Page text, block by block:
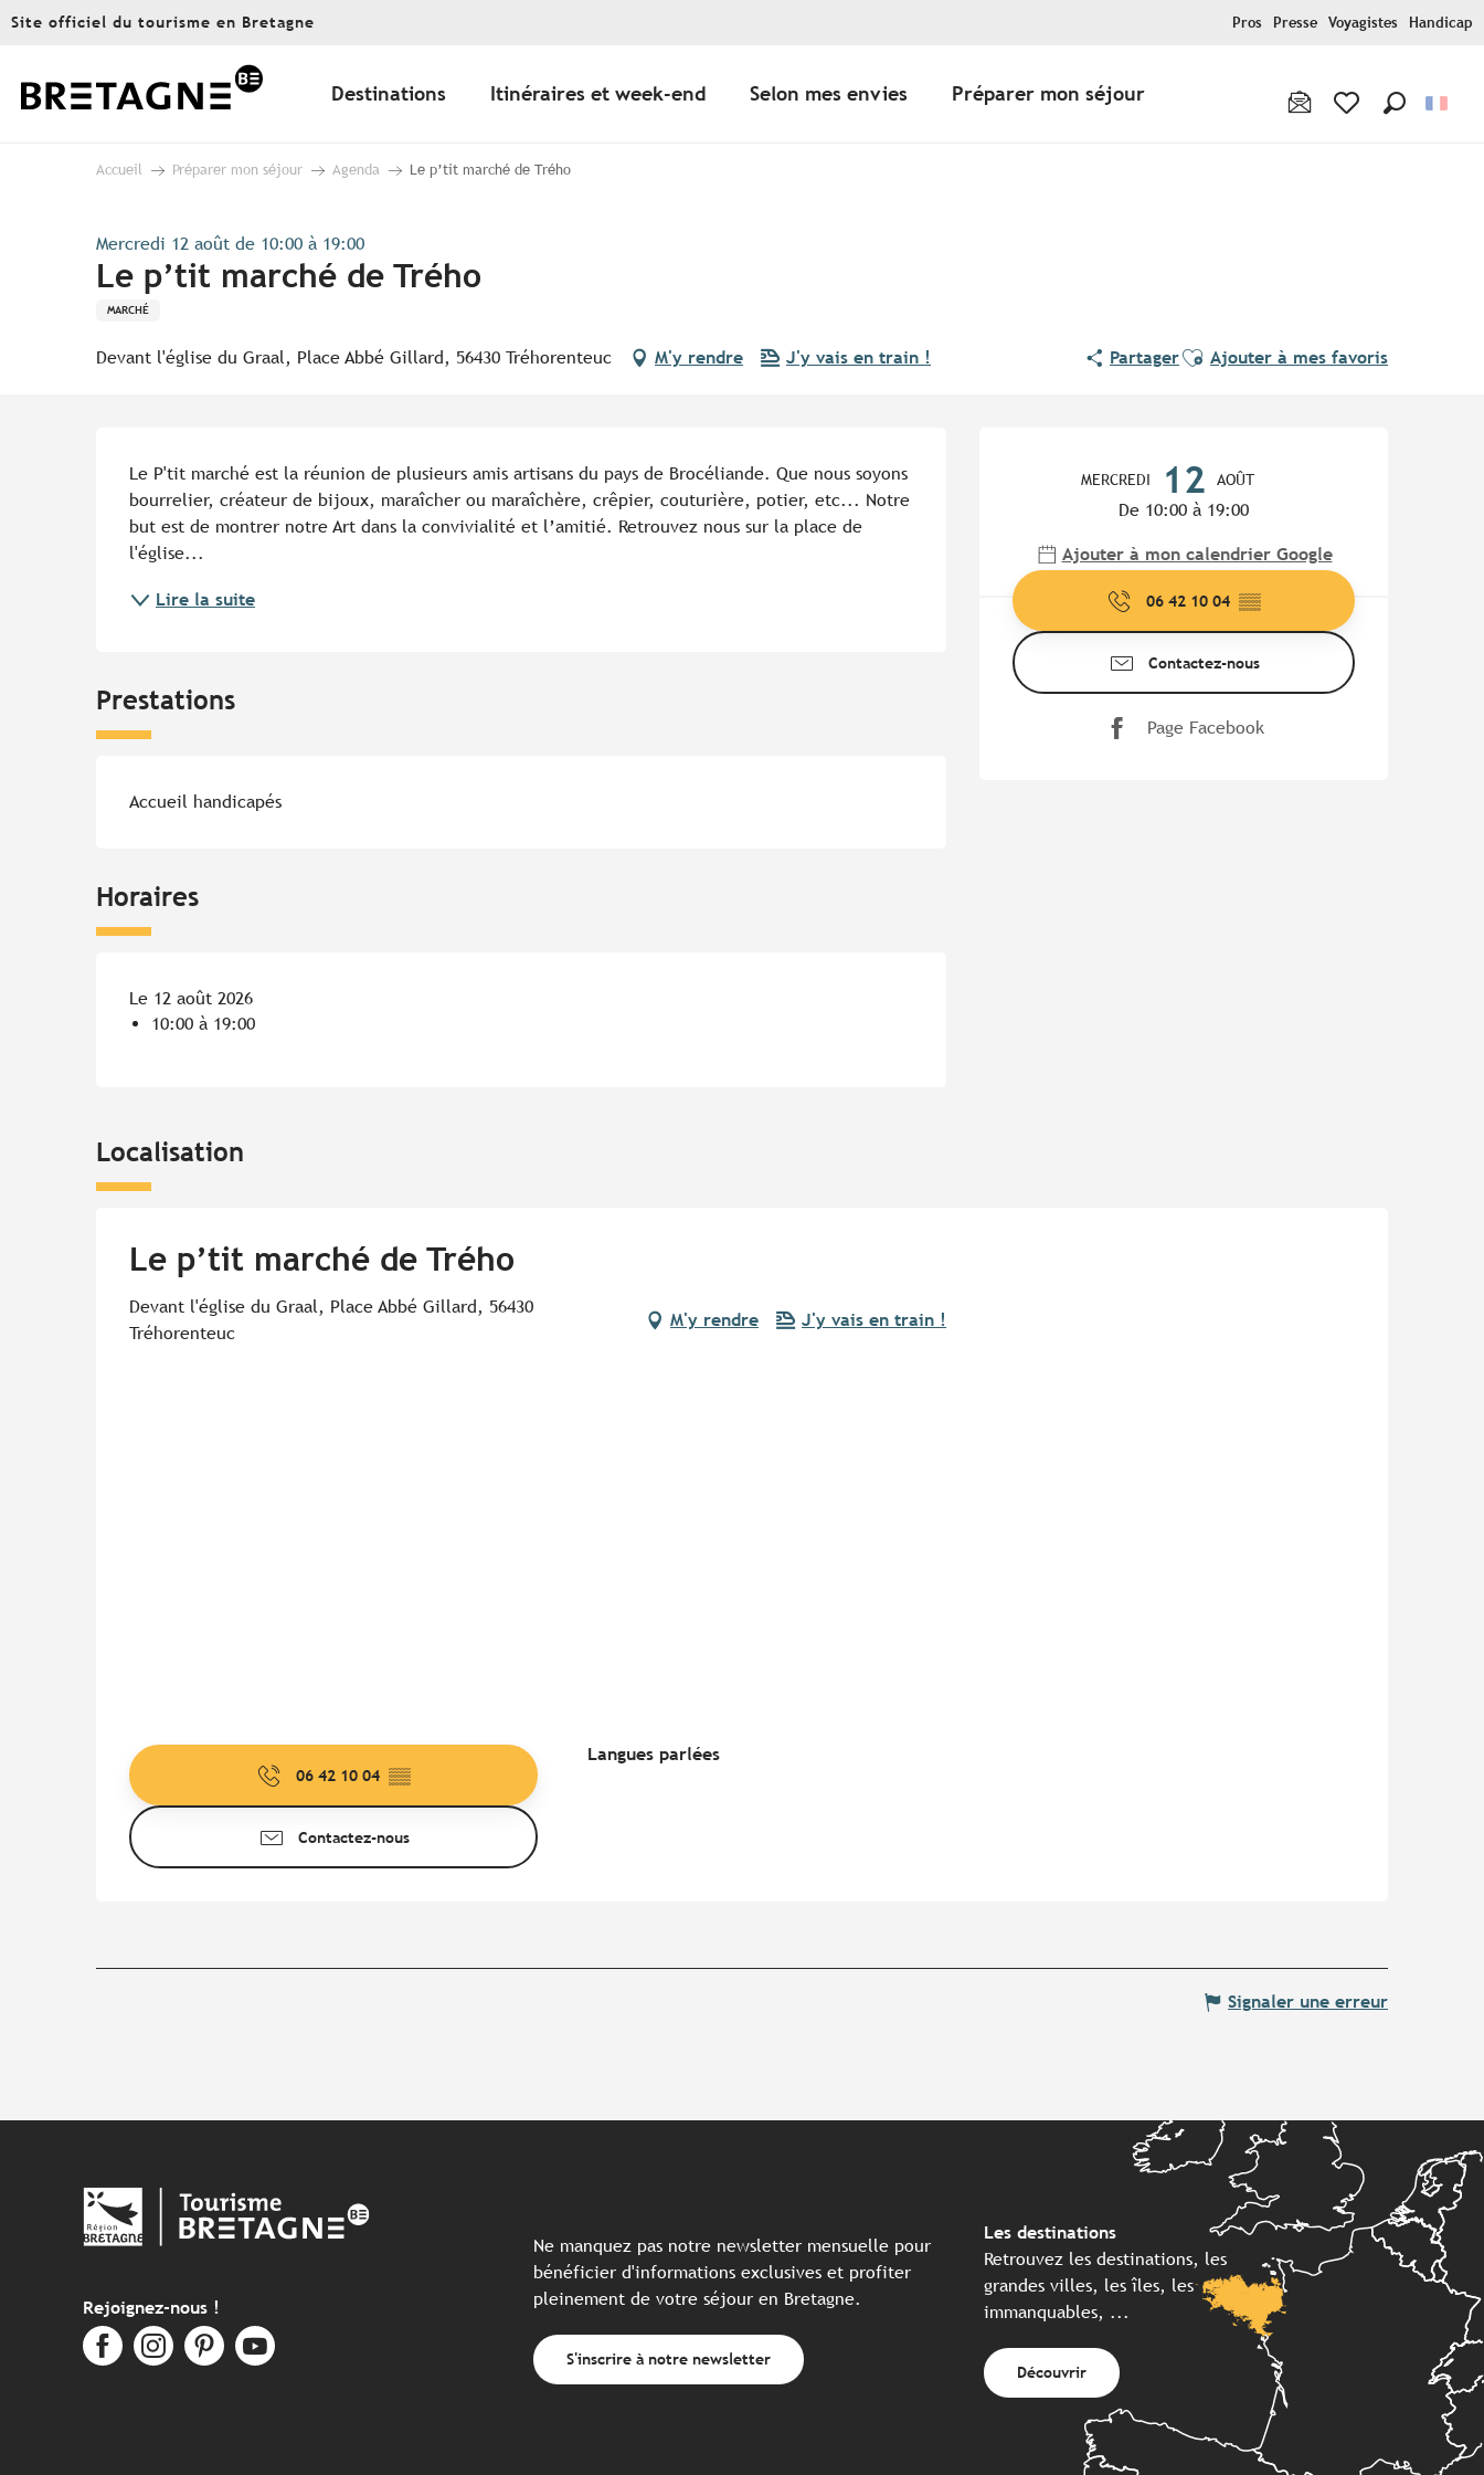
Aller
principal
Site officiel du tourisme en Bretagne Pros Presse Voyagistes Handicap
Destinations Itinéraires et week-end Selon mes envies Préparer mon séjour
Accueil Préparer mon séjour Agenda Le p’tit marché de Trého
Mercredi 12 août de 10:00 à 19:00
Le p’tit marché de Trého
MARCHÉ
Devant l'église du Graal, Place Abbé Gillard, 56430 Tréhorenteuc M'y rendre J'y vais en train ! PartagerAjouter aux favoris
Ajouter à mes favoris
MERCREDI 12 AOÛT
De 10:00 à 19:00
Ajouter à mon calendrier Google
06 42 10 04 ▒▒
Contactez-nous
Page Facebook
Le P'tit marché est la réunion de plusieurs amis artisans du pays de Brocéliande. Que nous soyons
bourrelier, créateur de bijoux, maraîcher ou maraîchère, crêpier, couturière, potier, etc... Notre
but est de montrer notre Art dans la convivialité et l’amitié. Retrouvez nous sur la place de
l'église...
Lire la suite
Prestations
Accueil handicapés
Horaires
Le 12 août 2026
10:00 à 19:00
Localisation
Le p’tit marché de Trého
Devant l'église du Graal, Place Abbé Gillard, 56430
Tréhorenteuc
M'y rendre J'y vais en train !
06 42 10 04 ▒▒
Contactez-nous
Langues parlées
Langues parlées
Signaler une erreur
Rejoignez-nous !
Ne manquez pas notre newsletter mensuelle pour
bénéficier d'informations exclusives et profiter
pleinement de votre séjour en Bretagne.
S'inscrire à notre newsletter
Les destinations
Retrouvez les destinations, les
grandes villes, les îles, les
immanquables, ...
Découvrir